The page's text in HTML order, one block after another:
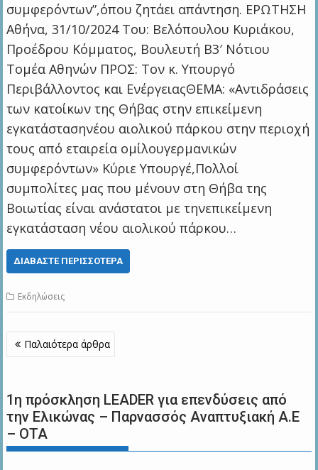
συμφερόντων”,όπου ζητάει απάντηση. ΕΡΩΤΗΣΗ
Αθήνα, 31/10/2024 Του: Βελόπουλου Κυριάκου,
Προέδρου Κόμματος, Βουλευτή Β3′ Νότιου
Τομέα Αθηνών ΠΡΟΣ: Τον κ. Υπουργό
Περιβάλλοντος και ΕνέργειαςΘΕΜΑ: «Αντιδράσεις
των κατοίκων της Θήβας στην επικείμενη
εγκατάστασηνέου αιολικού πάρκου στην περιοχή
τους από εταιρεία ομίλουγερμανικών
συμφερόντων» Κύριε Υπουργέ,Πολλοί
συμπολίτες μας που μένουν στη Θήβα της
Βοιωτίας είναι ανάστατοι με τηνεπικείμενη
εγκατάσταση νέου αιολικού πάρκου…
ΔΙΑΒΆΣΤΕ ΠΕΡΙΣΣΌΤΕΡΑ
Εκδηλώσεις
Πλοήγηση
άρθρων
Παλαιότερα άρθρα
1η πρόσκληση LEADER για επενδύσεις από
την Ελικώνας – Παρνασσός Αναπτυξιακή Α.Ε
– ΟΤΑ